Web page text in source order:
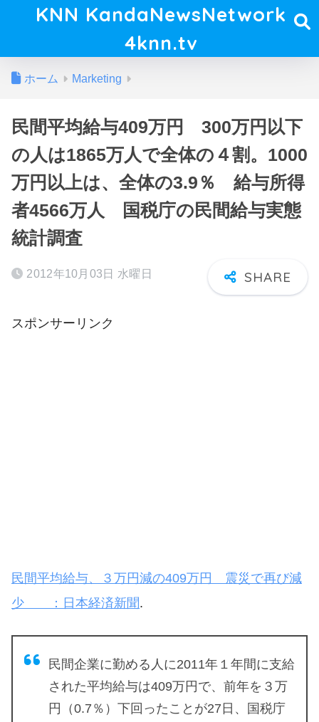
KNN KandaNewsNetwork
4knn.tv
ホーム Marketing
民間平均給与409万円 300万円以下
の人は1865万人で全体の４割。1000
万円以上は、全体の3.9％ 給与所得
者4566万人 国税庁の民間給与実態
統計調査
2012年10月03日 水曜日
スポンサーリンク
民間平均給与、３万円減の409万円 震災で再び減
少 ：日本経済新聞.
民間企業に勤める人に2011年１年間に支給
された平均給与は409万円で、前年を３万
円（0.7％）下回ったことが27日、国税庁